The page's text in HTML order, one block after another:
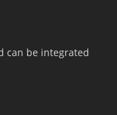
can be integrated